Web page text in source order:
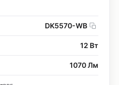
DK5570-WB
12 Вт
1070 Лм